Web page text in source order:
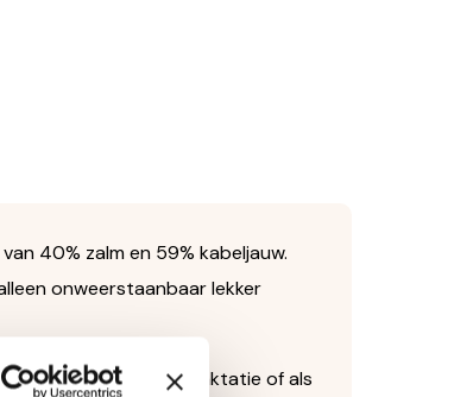
40% zalm en 59% kabeljauw.
onweerstaanbaar lekker
ideaal als dagelijkse traktatie of als